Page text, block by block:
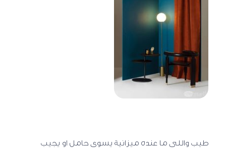
طيب واللي ما عنده ميزانية يسوي حامل او يجيب